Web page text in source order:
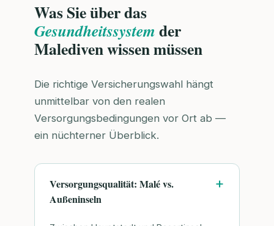
Was Sie über das
Gesundheitssystemder
Malediven wissen müssen
Die richtige Versicherungswahl hängt
unmittelbar von den realen
Versorgungsbedingungen vor Ort ab —
ein nüchterner Überblick.
Versorgungsqualität: Malé vs.
Außeninseln